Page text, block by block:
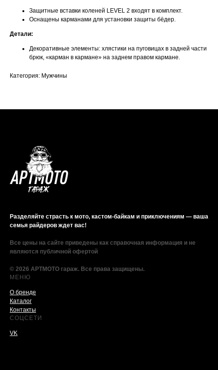
Защитные вставки коленей LEVEL 2 входят в комплект.
Оснащены карманами для установки защиты бёдер.
Детали:
Декоративные элементы: хлястики на пуговицах в задней части
брюк, «карман в кармане» на заднем правом кармане.
Категория: Мужчины
Разделяйте страсть к мото, кастом-байкам и приключениям — ваша
семья райдеров ждет вас!
Все цены на сайте приведены как справочная информация и не
являются публичной офертой
© 2026 АРТМОТО гараж. Все права защищены.
МЕНЮ
О бренде
Каталог
Контакты
СОЦСЕТИ
VK